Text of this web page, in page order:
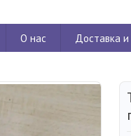
О нас Доставка и